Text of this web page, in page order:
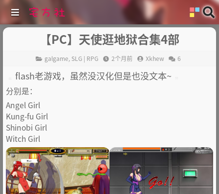
【PC】天使逛地狱合集4部
galgame, SLG | RPG 2个月前 Xkhew 6
flash老游戏，虽然没汉化但是也没文本~
分别是：
Angel Girl
Kung-fu Girl
Shinobi Girl
Witch Girl